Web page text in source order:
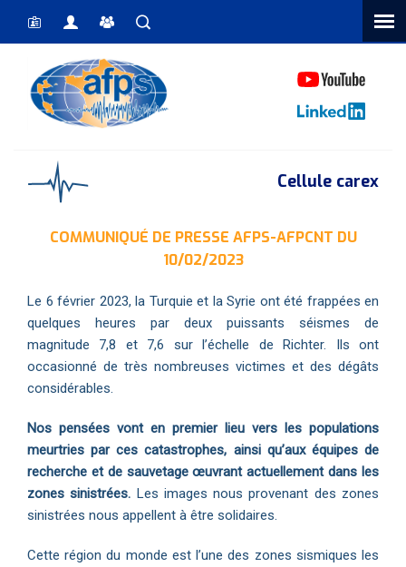
Vous êtes ici Cellule carex
COMMUNIQUÉ DE PRESSE AFPS-AFPCNT DU
10/02/2023
Le 6 février 2023, la Turquie et la Syrie ont été frappées en
quelques heures par deux puissants séismes de
magnitude 7,8 et 7,6 sur l’échelle de Richter. Ils ont
occasionné de très nombreuses victimes et des dégâts
considérables.
Nos pensées vont en premier lieu vers les populations
meurtries par ces catastrophes, ainsi qu’aux équipes de
recherche et de sauvetage œuvrant actuellement dans les
zones sinistrées. Les images nous provenant des zones
sinistrées nous appellent à être solidaires.
Cette région du monde est l’une des zones sismiques les